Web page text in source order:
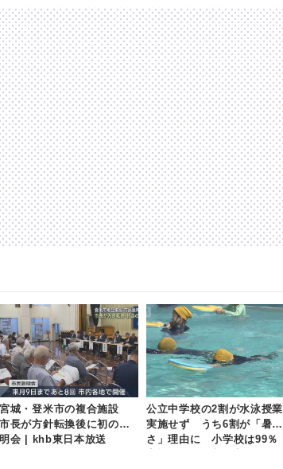
宮城・登米市の複合施設
市長が方針転換後に初の説
明会 | khb東日本放送
公立中学校の2割が水泳授業
実施せず うち6割が「暑
さ」理由に 小学校は99％